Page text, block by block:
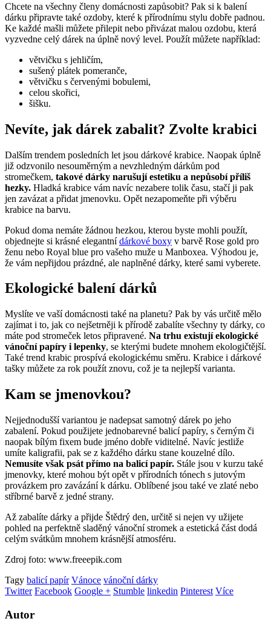
Chcete na všechny členy domácnosti zapůsobit? Pak si k balení
dárku připravte také ozdoby, které k přírodnímu stylu dobře padnou.
Ke každé mašli můžete přilepit nebo přivázat malou ozdobu, která
vyzvedne celý dárek na úplně nový level. Použít můžete například:
větvičku s jehličím,
sušený plátek pomeranče,
větvičku s červenými bobulemi,
celou skořici,
šišku.
Nevíte, jak dárek zabalit? Zvolte krabici
Dalším trendem posledních let jsou dárkové krabice. Naopak úplně
již odzvonilo nesouměrným a nevzhledným dárkům pod
stromečkem, takové dárky narušují estetiku a nepůsobí příliš
hezky. Hladká krabice vám navíc nezabere tolik času, stačí ji pak
jen zavázat a přidat jmenovku. Opět nezapomeňte při výběru
krabice na barvu.
Pokud doma nemáte žádnou hezkou, kterou byste mohli použít,
objednejte si krásné elegantnídárkové boxy v barvě Rose gold pro
ženu nebo Royal blue pro vašeho muže u Manboxea. Výhodou je,
že vám nepřijdou prázdné, ale naplněné dárky, které sami vyberete.
Ekologické balení dárků
Myslíte ve vaší domácnosti také na planetu? Pak by vás určitě mělo
zajímat i to, jak co nejšetrněji k přírodě zabalíte všechny ty dárky, co
máte pod stromeček letos připravené. Na trhu existují ekologické
vánoční papíry i lepenky, se kterými budete mnohem ekologičtější.
Také trend krabic prospívá ekologickému směru. Krabice i dárkové
tašky můžete za rok použít znovu, což je ta nejlepší varianta.
Kam se jmenovkou?
Nejjednodušší variantou je nadepsat samotný dárek po jeho
zabalení. Pokud použijete jednobarevné balicí papíry, s černým či
naopak bílým fixem bude jméno dobře viditelné. Navíc jestliže
umíte kaligrafii, pak se z každého dárku stane kouzelné dílo.
Nemusíte však psát přímo na balicí papír. Stále jsou v kurzu také
jmenovky, které mohou být opět v přírodních tónech s jutovým
provázkem pro zavázání k dárku. Oblíbené jsou také ve zlaté nebo
stříbrné barvě z jedné strany.
Až zabalíte dárky a přijde Štědrý den, určitě si nejen vy užijete
pohled na perfektně sladěný vánoční stromek a estetická část dodá
celým svátkům mnohem krásnější atmosféru.
Zdroj foto: www.freeepik.com
Tagy balicí papír Vánoce vánoční dárky
Twitter Facebook Google + Stumble linkedin Pinterest Více
Autor